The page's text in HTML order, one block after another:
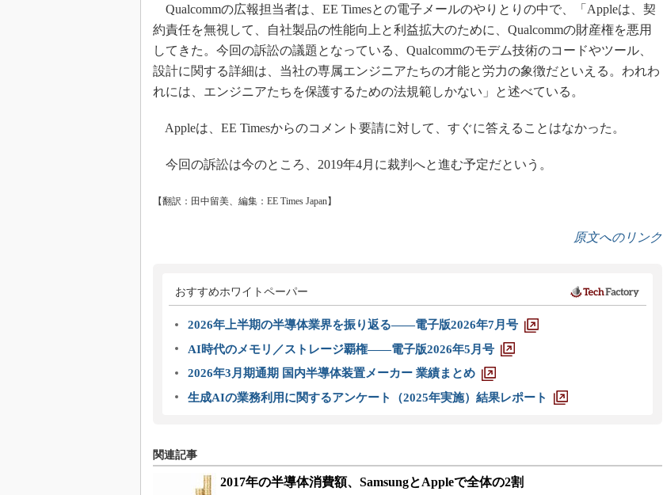
Qualcommの広報担当者は、EE Timesとの電子メールのやりとりの中で、「Appleは、契
約責任を無視して、自社製品の性能向上と利益拡大のために、Qualcommの財産権を悪用
してきた。今回の訴訟の議題となっている、Qualcommのモデム技術のコードやツール、
設計に関する詳細は、当社の専属エンジニアたちの才能と労力の象徴だといえる。われわ
れには、エンジニアたちを保護するための法規範しかない」と述べている。
Appleは、EE Timesからのコメント要請に対して、すぐに答えることはなかった。
今回の訴訟は今のところ、2019年4月に裁判へと進む予定だという。
【翻訳：田中留美、編集：EE Times Japan】
原文へのリンク
おすすめホワイトペーパー
2026年上半期の半導体業界を振り返る――電子版2026年7月号
AI時代のメモリ／ストレージ覇権――電子版2026年5月号
2026年3月期通期 国内半導体装置メーカー 業績まとめ
生成AIの業務利用に関するアンケート（2025年実施）結果レポート
関連記事
2017年の半導体消費額、SamsungとAppleで全体の2割